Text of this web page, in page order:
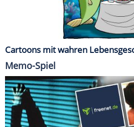
Cartoons mit wahren
Memo-Spiel